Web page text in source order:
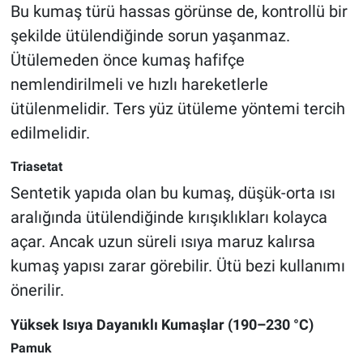
Bu kumaş türü hassas görünse de, kontrollü bir
şekilde ütülendiğinde sorun yaşanmaz.
Ütülemeden önce kumaş hafifçe
nemlendirilmeli ve hızlı hareketlerle
ütülenmelidir. Ters yüz ütüleme yöntemi tercih
edilmelidir.
Triasetat
Sentetik yapıda olan bu kumaş, düşük-orta ısı
aralığında ütülendiğinde kırışıklıkları kolayca
açar. Ancak uzun süreli ısıya maruz kalırsa
kumaş yapısı zarar görebilir. Ütü bezi kullanımı
önerilir.
Yüksek Isıya Dayanıklı Kumaşlar (190–230 °C)
Pamuk